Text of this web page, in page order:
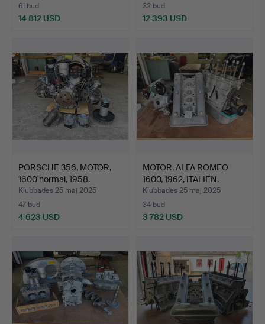
61 bud
14 812 USD
32 bud
12 393 USD
PORSCHE 356, MOTOR,
1600 normal, 1958.
Klubbades 25 maj 2025
47 bud
4 623 USD
MOTOR, ALFA ROMEO
1600, 1962, ITALIEN.
Klubbades 25 maj 2025
34 bud
3 782 USD